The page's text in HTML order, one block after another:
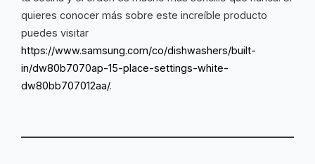
quieres conocer más sobre este increíble producto
puedes visitar
https://www.samsung.com/co/dishwashers/built-
in/dw80b7070ap-15-place-settings-white-
dw80bb707012aa/.